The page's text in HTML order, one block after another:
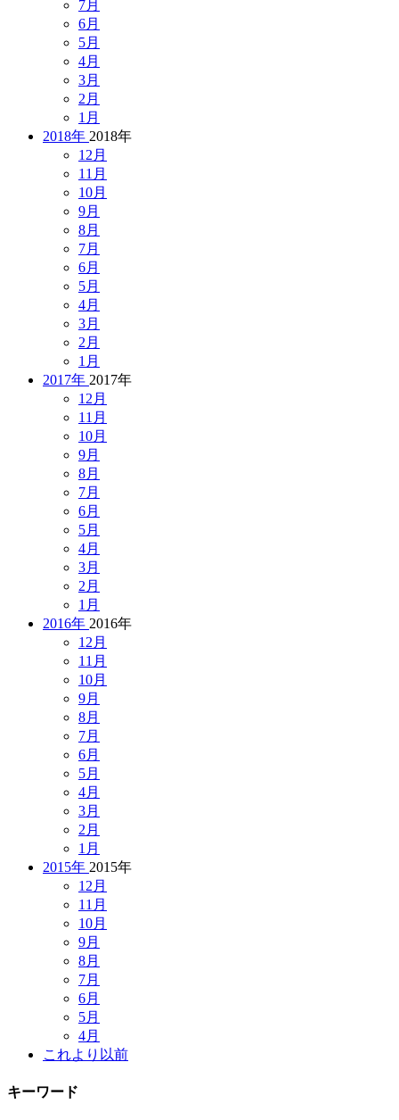
7月
6月
5月
4月
3月
2月
1月
2018年 2018年
12月
11月
10月
9月
8月
7月
6月
5月
4月
3月
2月
1月
2017年 2017年
12月
11月
10月
9月
8月
7月
6月
5月
4月
3月
2月
1月
2016年 2016年
12月
11月
10月
9月
8月
7月
6月
5月
4月
3月
2月
1月
2015年 2015年
12月
11月
10月
9月
8月
7月
6月
5月
4月
これより以前
キーワード